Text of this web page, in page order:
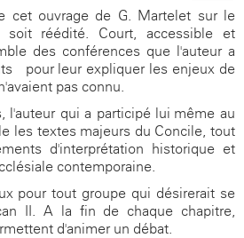
ouvrage de G. Martelet sur le
réédité. Court, accessible et
des conférences que l'auteur a
pour leur expliquer les enjeux de
pas connu.
qui a participé lui-même au
les textes majeurs du Concile, tout
d'interprétation historique et
contemporaine.
pour tout groupe qui désirerait se
II. A la fin de chaque chapitre,
d'animer un débat.